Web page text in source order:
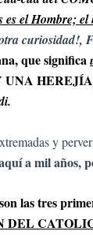
es elHombre; el
curiosidad!,
que significa
Y UNA
y
a mil años,
las tres
DEL